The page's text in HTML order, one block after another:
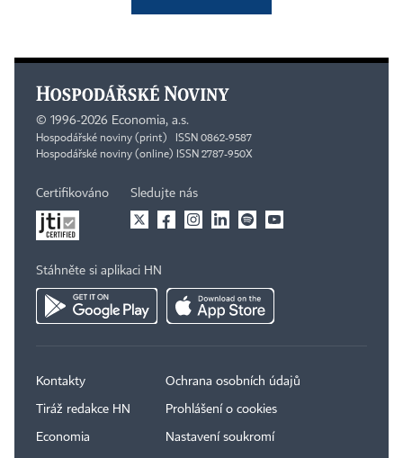
© 1996-2026 Economia, a.s.
Hospodářské noviny (print) ISSN 0862-9587
Hospodářské noviny (online) ISSN 2787-950X
Certifikováno Sledujte nás
Stáhněte si aplikaci HN
Kontakty
Tiráž redakce HN
Economia
Ochrana osobních údajů
Prohlášení o cookies
Nastavení soukromí